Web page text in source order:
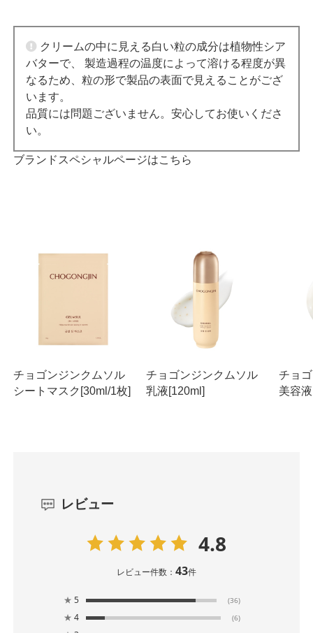
バターで、 製造過程の温度によって溶ける程度が異
なるため、粒の形で製品の表面で見えることがござ
います。
品質には問題ございません。安心してお使いくださ
い。
ブランドスペシャルページはこちら
チョゴンジンクムソル
シートマスク[30ml/1枚]
チョゴンジンクムソル
乳液[120ml]
チョ
美容
レビュー
4.8
レビュー件数： 43件
★ 5 (36)
★ 4 (6)